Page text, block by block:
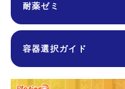
耐薬ゼミ
容器選択ガイド